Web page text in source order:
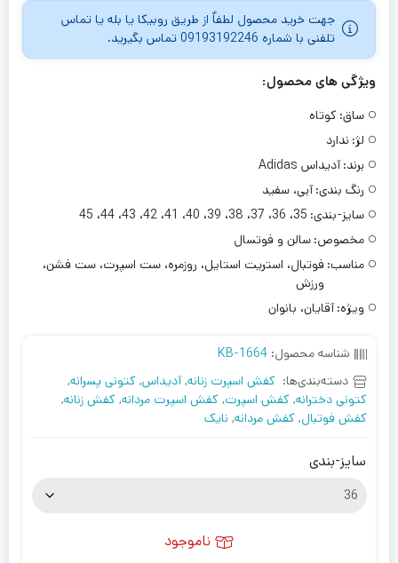
جهت خرید محصول لطفاٌ از طریق روبیکا یا بله یا تماس
تلفنی با شماره 09193192246 تماس بگیرید.
ویژگی های محصول:
ساق: کوتاه
لژ: ندارد
برند: آدیداس Adidas
رنگ بندی: آبی، سفید
سایز-بندی: 35، 36، 37، 38، 39، 40، 41، 42، 43، 44، 45
مخصوص: سالن و فوتسال
مناسب: فوتبال، استریت استایل، روزمره، ست اسپرت، ست فشن،
ورزش
ویژه: آقایان، بانوان
شناسه محصول: KB-1664
دسته‌بندی‌ها: کفش اسپرت زنانه,آدیداس, کتونی پسرانه,
کتونی دخترانه, کفش اسپرت, کفش اسپرت مردانه, کفش زنانه,
کفش فوتبال, کفش مردانه, نایک
سایز-بندی
ناموجود